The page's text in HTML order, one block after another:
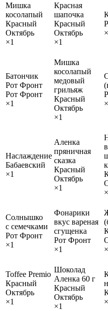
Мишка
косолапый
Красный
Октябрь
×1
Красная
шапочка
Красный
Октябрь
×1
Батончик
Рот Фронт
Рот Фронт
×1
Мишка
косолапый
медовый
грильяж
Красный
Октябрь
×1
Наслаждение
Бабаевский
×1
Аленка
пряничная
сказка
Красный
Октябрь
×1
Солнышко
с семечками
Рот Фронт
×1
Фонарики
вкус вареная
сгущенка
Рот Фронт
×1
Toffee Premio
Красный
Октябрь
×1
Шоколад
Аленка 60 г
Красный
Октябрь
×1